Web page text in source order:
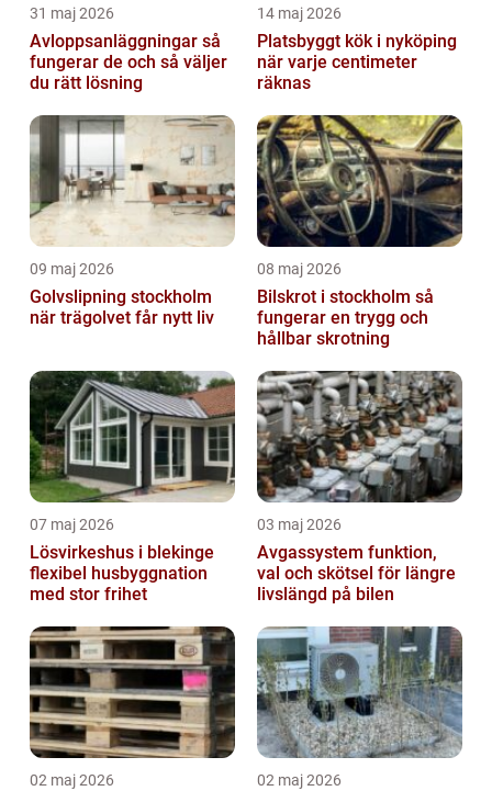
31 maj 2026
Avloppsanläggningar så
fungerar de och så väljer
du rätt lösning
14 maj 2026
Platsbyggt kök i nyköping
när varje centimeter
räknas
09 maj 2026
Golvslipning stockholm
när trägolvet får nytt liv
08 maj 2026
Bilskrot i stockholm så
fungerar en trygg och
hållbar skrotning
07 maj 2026
Lösvirkeshus i blekinge
flexibel husbyggnation
med stor frihet
03 maj 2026
Avgassystem funktion,
val och skötsel för längre
livslängd på bilen
02 maj 2026 02 maj 2026